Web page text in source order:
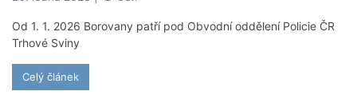
Od 1. 1. 2026 Borovany patří pod Obvodní oddělení Policie ČR
Trhové Sviny
Celý článek